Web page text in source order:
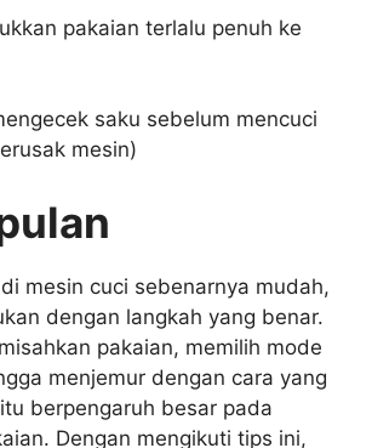
pakaian terlalu penuh ke
saku sebelum mencuci
mesin)
mesin cuci sebenarnya mudah,
dengan langkah yang benar.
pakaian, memilih mode
menjemur dengan cara yang
berpengaruh besar pada
Dengan mengikuti tips ini,